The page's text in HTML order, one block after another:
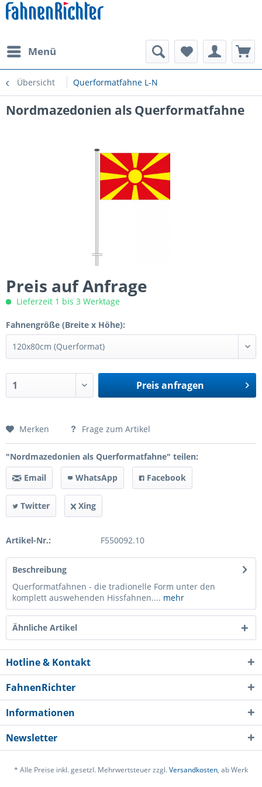
Menü
Übersicht Querformatfahne L-N
Nordmazedonien als Querformatfahne
Preis auf Anfrage
Lieferzeit 1 bis 3 Werktage
Fahnengröße (Breite x Höhe):
Preis anfragen
Preis anfragen
Merken Frage zum Artikel
"Nordmazedonien als Querformatfahne" teilen:
Email
WhatsApp Facebook
Twitter Xing
Artikel-Nr.: F550092.10
Beschreibung
Querformatfahnen - die tradionelle Form unter den
komplett auswehenden Hissfahnen.... mehr
Ähnliche Artikel
Hotline & Kontakt
FahnenRichter
Informationen
Newsletter
* Alle Preise inkl. gesetzl. Mehrwertsteuer zzgl.Versandkosten, ab Werk